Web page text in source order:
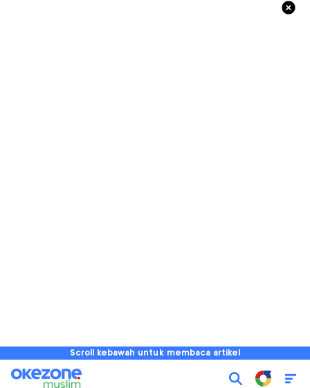
Scroll kebawah untuk membaca artikel